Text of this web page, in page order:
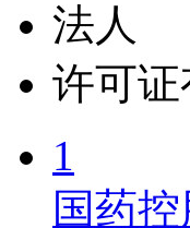
法人
许可证
1
国药